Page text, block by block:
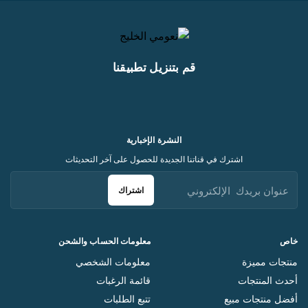
قم بتنزيل تطبيقنا
خاص
منتجات مميزة
أحدث المنتجات
أفضل منتجات مبيع
معلومات الحساب والشحن
معلومات الشخصي
قائمة الرغبات
تتبع الطلبات
النشرة الإخبارية
اشترك في قناتنا الجديدة للحصول على آخر التحديثات
اشتراك